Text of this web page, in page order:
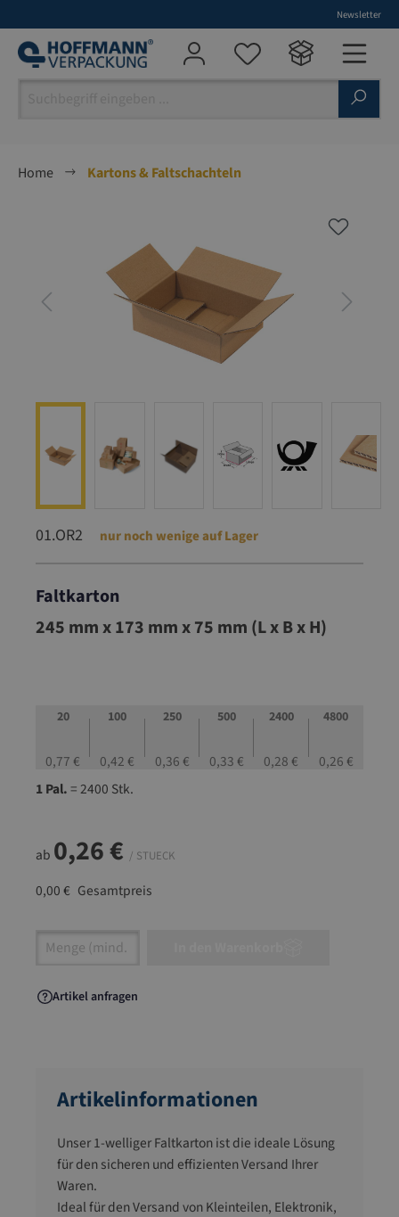
Newsletter
Home
Kartons & Faltschachteln
01.OR2 nur noch wenige auf Lager
Faltkarton
01.OR2
245 mm x 173 mm x 75 mm (L x B x H)
20
0,77 €
100
0,42 €
250
0,36 €
500
0,33 €
2400
0,28 €
4800
0,26 €
1 Pal.= 2400 Stk.
ab 0,26 € / STUECK
0,00 € Gesamtpreis
Artikel Anzahl: Gib den gewünschten Wert
Artikel anfragen
Artikelinformationen
Unser 1-welliger Faltkarton ist die ideale Lösung
für den sicheren und effizienten Versand Ihrer
Waren.
Ideal für den Versand von Kleinteilen, Elektronik,